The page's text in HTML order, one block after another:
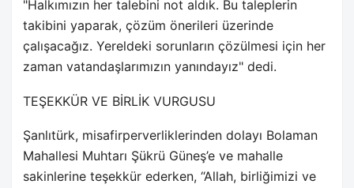
"Halkımızın her talebini not aldık. Bu taleplerin
takibini yaparak, çözüm önerileri üzerinde
çalışacağız. Yereldeki sorunların çözülmesi için her
zaman vatandaşlarımızın yanındayız" dedi.
TEŞEKKÜR VE BİRLİK VURGUSU
Şanlıtürk, misafirperverliklerinden dolayı Bolaman
Mahallesi Muhtarı Şükrü Güneş’e ve mahalle
sakinlerine teşekkür ederken, “Allah, birliğimizi ve